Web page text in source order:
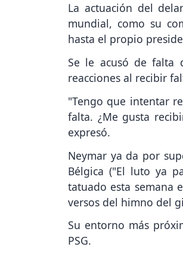
La actuación del
mundial, como su
hasta el propio
Se le acusó de falta
reacciones al recibir
"Tengo que intentar
falta. ¿Me gusta
expresó.
Neymar ya da por
Bélgica ("El luto ya
tatuado esta semana
versos del himno del
Su entorno más
PSG.